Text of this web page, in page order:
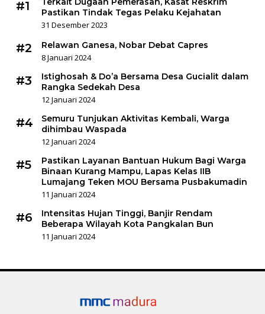
#1
Pastikan Tindak Tegas Pelaku Kejahatan
31 Desember 2023
#2
Relawan Ganesa, Nobar Debat Capres
8 Januari 2024
#3
Istighosah & Do’a Bersama Desa Gucialit dalam
Rangka Sedekah Desa
12 Januari 2024
#4
Semuru Tunjukan Aktivitas Kembali, Warga
dihimbau Waspada
12 Januari 2024
#5
Pastikan Layanan Bantuan Hukum Bagi Warga
Binaan Kurang Mampu, Lapas Kelas IIB
Lumajang Teken MOU Bersama Pusbakumadin
11 Januari 2024
#6
Intensitas Hujan Tinggi, Banjir Rendam
Beberapa Wilayah Kota Pangkalan Bun
11 Januari 2024